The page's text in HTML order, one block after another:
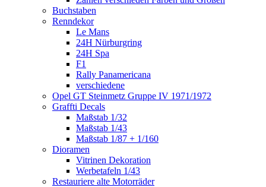
Buchstaben
Renndekor
Le Mans
24H Nürburgring
24H Spa
F1
Rally Panamericana
verschiedene
Opel GT Steinmetz Gruppe IV 1971/1972
Graffti Decals
Maßstab 1/32
Maßstab 1/43
Maßstab 1/87 + 1/160
Dioramen
Vitrinen Dekoration
Werbetafeln 1/43
Restauriere alte Motorräder